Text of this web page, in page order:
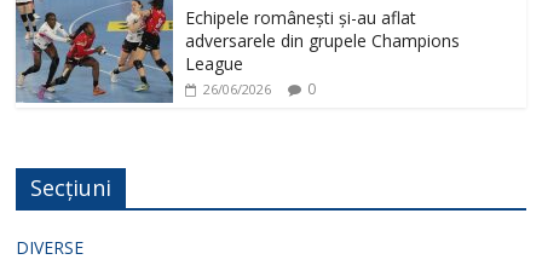
Echipele românești și-au aflat
adversarele din grupele Champions
League
26/06/2026 0
Secțiuni
DIVERSE